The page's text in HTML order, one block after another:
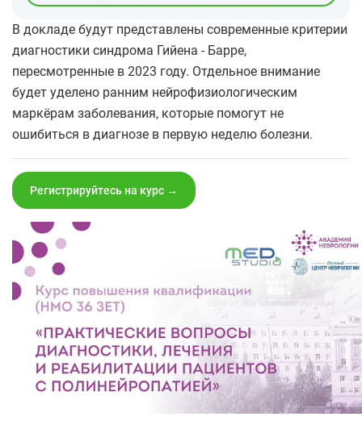
В докладе будут представлены современные критерии
диагностики синдрома Гийена - Барре,
пересмотренные в 2023 году. Отдельное внимание
будет уделено ранним нейрофизиологическим
маркёрам заболевания, которые помогут не
ошибиться в диагнозе в первую неделю болезни.
Регистрируйтесь на курс →